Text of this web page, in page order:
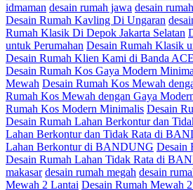
idmaman desain rumah jawa desain
Desain Rumah Kavling Di Ungaran
Rumah Klasik Di Depok Jakarta Selatan
untuk Perumahan Desain Rumah Klasik
Desain Rumah Klien Kami di Banda
Desain Rumah Kos Gaya Modern
Mewah Desain Rumah Kos Mewah
Rumah Kos Mewah dengan Gaya
Rumah Kos Modern Minimalis Desain
Desain Rumah Lahan Berkontur dan
Lahan Berkontur dan Tidak Rata di
Lahan Berkontur di BANDUNG Desain
Desain Rumah Lahan Tidak Rata di
makasar desain rumah megah desain
Mewah 2 Lantai Desain Rumah Mewah